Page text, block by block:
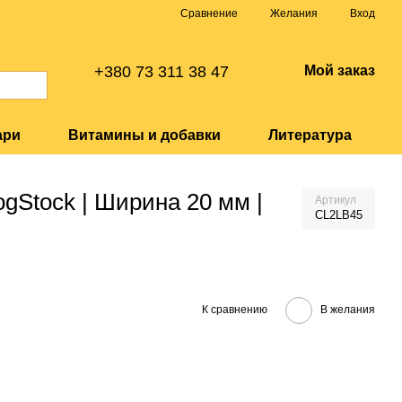
Сравнение Желания Вход
+380 73 311 38 47 Мой заказ
Витамины и добавки Литература
| Ширина 20 мм | Артикул
CL2LB45
К сравнению В желания